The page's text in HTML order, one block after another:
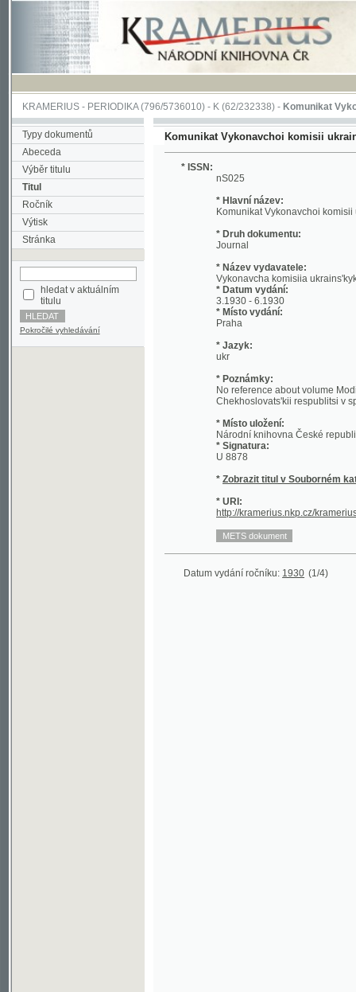
KRAMERIUS-PERIODIKA(796/5736010) -K(62/232338) -Komunikat
Typy dokumentů
Abeceda
Výběr titulu
Titul
Ročník
Výtisk
Stránka
hledat v aktuálním
Pokročilé vyhledávání
Komunikat Vykonavchoi komisii
* ISSN:
nS025
* Hlavní název:
* Druh dokumentu:
* Název vydavatele:
* Datum vydání:
3.1930 - 6.1930
* Místo vydání:
* Jazyk:
* Poznámky:
No reference about volume Modified
* Místo uložení:
Národní knihovna České republiky -
* Signatura:
Zobrazit titul v Souborném katalogu
* URI: